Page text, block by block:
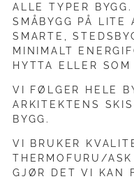
ALLE TYPER
SMÅBYGG PÅ LITE
SMARTE,
MINIMALT
HYTTA ELLER
VI FØLGER HELE
ARKITEKTENS
BYGG.
VI BRUKER
THERMOFURU/
GJØR DET VI KAN